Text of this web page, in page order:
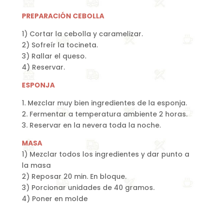
PREPARACIÓN CEBOLLA
1) Cortar la cebolla y caramelizar.
2) Sofreír la tocineta.
3) Rallar el queso.
4) Reservar.
ESPONJA
1. Mezclar muy bien ingredientes de la esponja.
2. Fermentar a temperatura ambiente 2 horas.
3. Reservar en la nevera toda la noche.
MASA
1) Mezclar todos los ingredientes y dar punto a
la masa
2) Reposar 20 min. En bloque.
3) Porcionar unidades de 40 gramos.
4) Poner en molde